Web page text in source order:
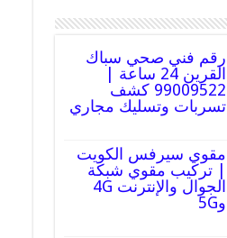
رقم فني صحي سباك
القرين 24 ساعة |
99009522 كشف
تسربات وتسليك مجاري
مقوي سيرفس الكويت
| تركيب مقوي شبكة
الجوال والإنترنت 4G
و5G